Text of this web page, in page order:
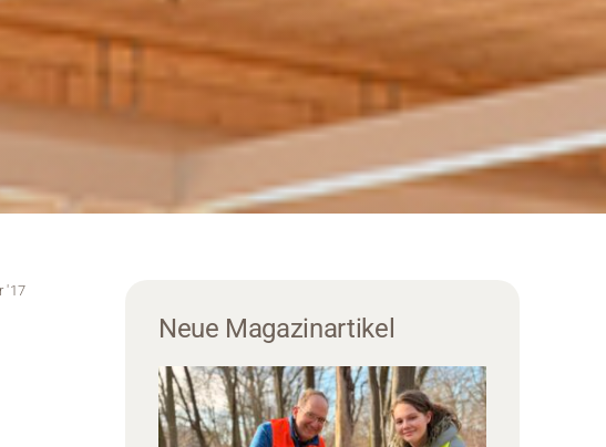
'17
Neue Magazinartikel